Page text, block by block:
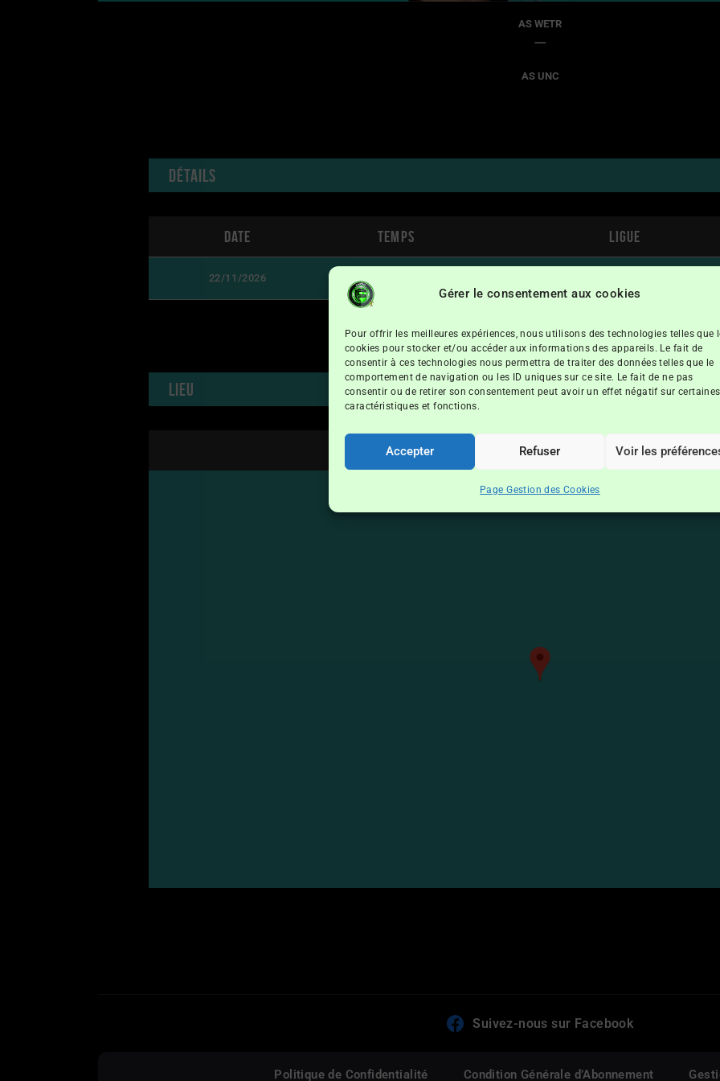
Gérer le consentement aux cookies
Pour offrir les meilleures expériences, nous utilisons des technologies telles que
cookies pour stocker et/ou accéder aux informations des appareils. Le fait de
consentir à ces technologies nous permettra de traiter des données telles que le
comportement de navigation ou les ID uniques sur ce site. Le fait de ne pas
consentir ou de retirer son consentement peut avoir un effet négatif sur certaines
caractéristiques et fonctions.
Accepter Refuser Voir les
Page Gestion des Cookies
AS WETR
—
AS UNC
Détails
Date Temps Ligue
22/11/2026
Lieu
AnseVata
Suivez-nous sur Facebook
Politique de Confidentialité Condition Générale d’Abonnement